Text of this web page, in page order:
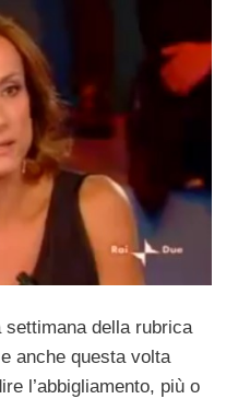
della rubrica
anche questa volta
l’abbigliamento, più o